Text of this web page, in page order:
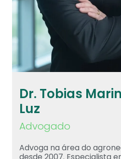
Dr. Tobias
Luz
Advogado
Advoga na área do